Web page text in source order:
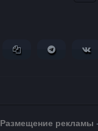
Копировать ссылку
Размещение рекламы